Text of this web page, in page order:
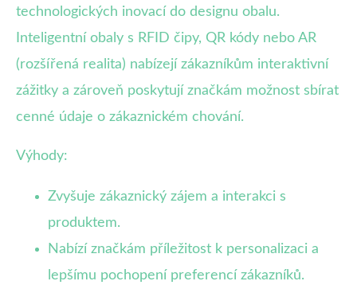
technologických inovací do designu obalu.
Inteligentní obaly s RFID čipy, QR kódy nebo AR
(rozšířená realita) nabízejí zákazníkům interaktivní
zážitky a zároveň poskytují značkám možnost sbírat
cenné údaje o zákaznickém chování.
Výhody:
Zvyšuje zákaznický zájem a interakci s
produktem.
Nabízí značkám příležitost k personalizaci a
lepšímu pochopení preferencí zákazníků.